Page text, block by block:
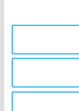
Det oberoende
hållbarhetsarbete.
Med anledning
har Elektroskandia
pågående
2022-03-01
Med anledning av